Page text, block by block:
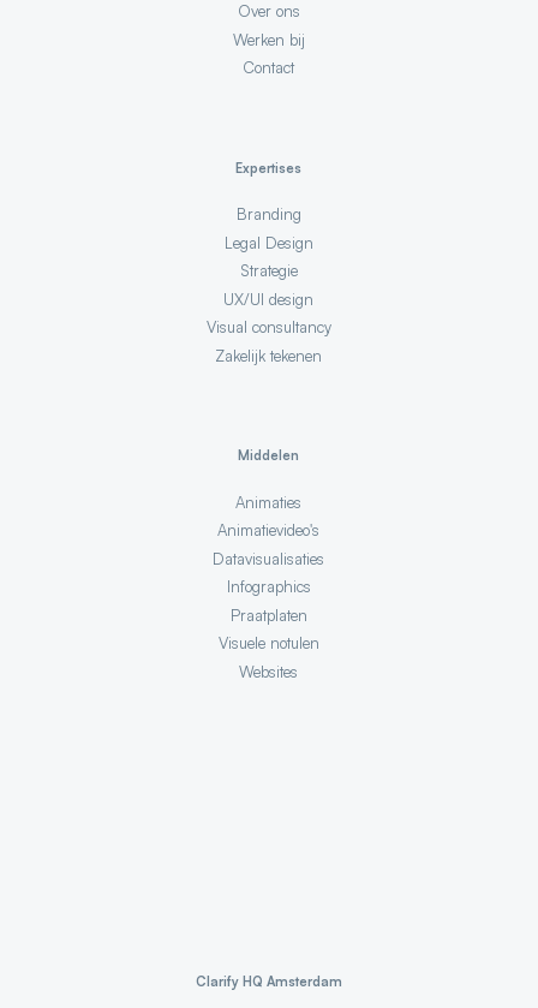
Over ons
Werken bij
Contact
Expertises
Branding
Legal Design
Strategie
UX/UI design
Visual consultancy
Zakelijk tekenen
Middelen
Animaties
Animatievideo's
Datavisualisaties
Infographics
Praatplaten
Visuele notulen
Websites
Clarify HQ Amsterdam